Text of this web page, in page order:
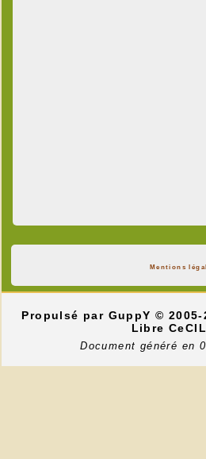
Mentions
Propulsé par GuppY©
Libre
Document généré en